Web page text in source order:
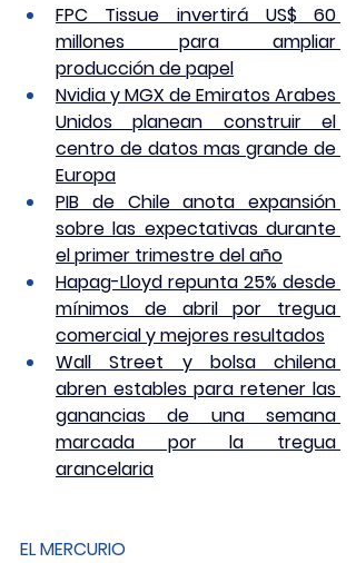
FPC Tissue invertirá US$ 60
millones para ampliar
producción de papel
Nvidia y MGX de Emiratos Arabes
Unidos planean construir el
centro de datos mas grande de
Europa
PIB de Chile anota expansión
sobre las expectativas durante
el primer trimestre del año
Hapag-Lloyd repunta 25% desde
mínimos de abril por tregua
comercial y mejores resultados
Wall Street y bolsa chilena
abren estables para retener las
ganancias de una semana
marcada por la tregua
arancelaria
EL MERCURIO